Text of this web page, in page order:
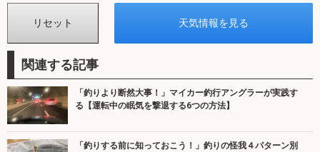
関連する記事
「釣りより断然大事！」マイカー釣行アングラーが実践す
る【運転中の眠気を撃退する6つの方法】
「釣りする前に知っておこう！」釣りの怪我４パターン別